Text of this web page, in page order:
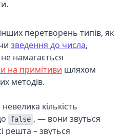
перетворень типів, як
зведення до числа,
намагається
на примітиви шляхом
методів.
кількість
false , — вони звуться
решта – звуться